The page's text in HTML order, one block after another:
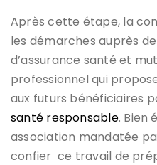
Après cette étape, la
les démarches auprès
d’assurance santé et
professionnel qui
aux futurs bénéficiaires
santé responsable. Bien
association mandatée
confier ce travail de